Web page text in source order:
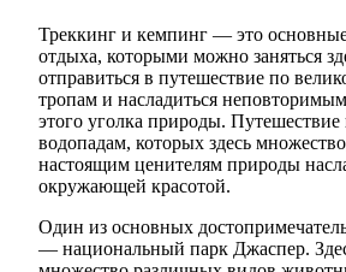
Треккинг и кемпинг — это
отдыха, которыми можно заняться
отправиться в путешествие по
тропам и насладиться
этого уголка природы. Путешествие
водопадам, которых здесь
настоящим ценителям природы
окружающей красотой.
Один из основных
— национальный парк Джаспер.